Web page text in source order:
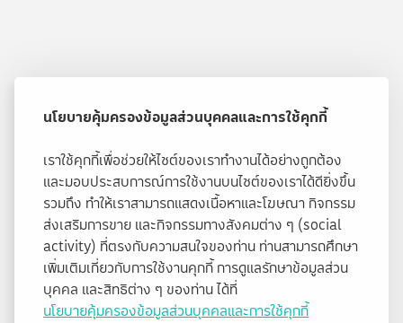
นโยบายคุ้มครองข้อมูลส่วนบุคคลและการใช้คุกกี้
เราใช้คุกกี้เพื่อช่วยให้ไซต์ของเราทำงานได้อย่างถูกต้อง
และมอบประสบการณ์การใช้งานบนไซต์ของเราได้ดียิ่งขึ้น
รวมถึง ทำให้เราสามารถแสดงเนื้อหาและโฆษณา กิจกรรม
ส่งเสริมการขาย และกิจกรรมทางสังคมต่าง ๆ (social
activity) ที่ตรงกับความสนใจของท่าน ท่านสามารถศึกษา
เพิ่มเติมเกี่ยวกับการใช้งานคุกกี้ การดูแลรักษาข้อมูลส่วน
บุคคล และสิทธิต่าง ๆ ของท่าน ได้ที่
นโยบายคุ้มครองข้อมูลส่วนบุคคลและการใช้คุกกี้